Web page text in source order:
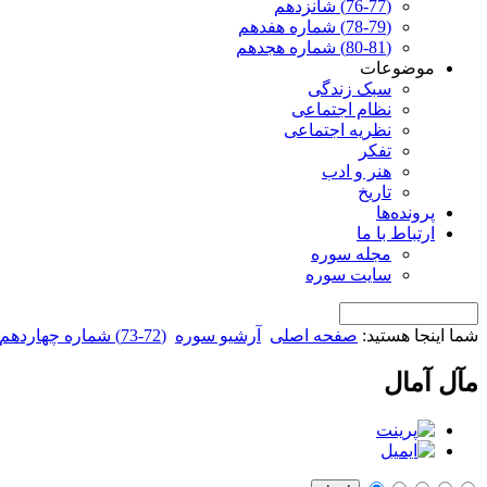
(76-77) شانزدهم
(78-79) شماره هفدهم
(80-81) شماره هجدهم
موضوعات
سبک زندگی
نظام اجتماعی
نظریه اجتماعی
تفکر
هنر و ادب
تاریخ
پرونده‌ها
ارتباط با ما
مجله سوره
سایت سوره
شما اینجا هستید: صفحه اصلی آرشیو سوره (72-73) شماره چهاردهم
مآل آمال